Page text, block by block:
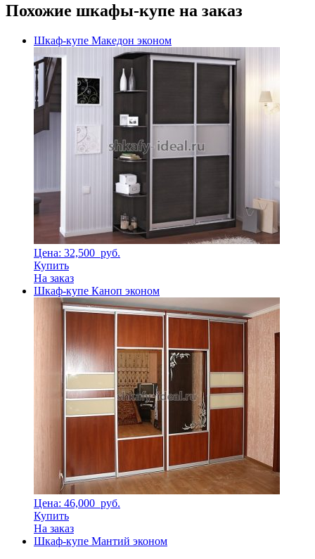
Похожие шкафы-купе на заказ
Шкаф-купе Македон эконом
Цена: 32,500 руб.
Купить
На заказ
Шкаф-купе Каноп эконом
Цена: 46,000 руб.
Купить
На заказ
Шкаф-купе Мантий эконом